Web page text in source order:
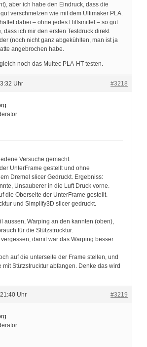
aber ich habe den Eindruck, dass die
verschmelzen wie mit dem Ultimaker PLA.
dabei – ohne jedes Hilfsmittel – so gut
dass ich mir den ersten Testdruck direkt
(noch nicht ganz abgekühlten, man ist ja
angebrochen habe.
noch das Multec PLA-HT testen.
Uhr #3218
Versuche gemacht.
UnterFrame gestellt und ohne
Dremel slicer Gedruckt. Ergebniss:
Unsauberer in die Luft Druck vorne.
die Oberseite der UnterFrame gestellt.
und Simplify3D slicer gedruckt.
aussen, Warping an den kannten (oben),
für die Stützstrucktur.
damit wär das Warping besser
auf die unterseite der Frame stellen, und
mit Stützstrucktur abfangen. Denke das wird
Uhr #3219